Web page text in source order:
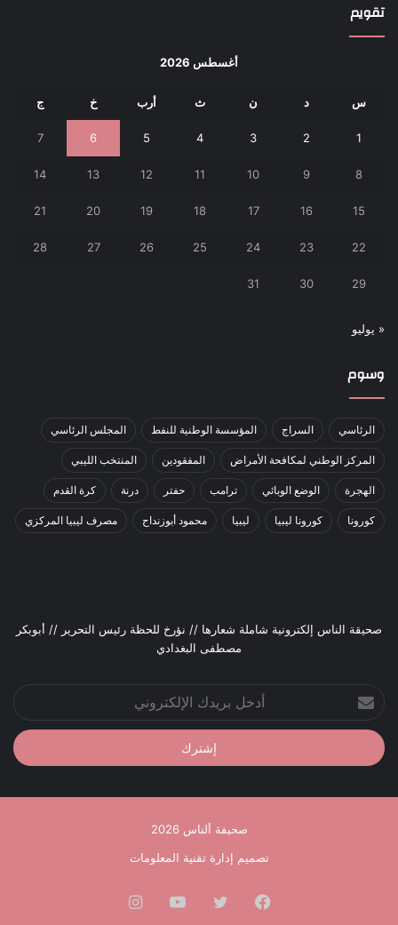
تقويم
أغسطس 2026
س د ن ث أرب خ ج
1
2
3
4
5
6
7
8
9
10
11
12
13
14
15
16
17
18
19
20
21
22
23
24
25
26
27
28
29
30
31
« يوليو
وسوم
الرئاسي السراج المؤسسة الوطنية للنفط المجلس الرئاسي
المركز الوطني لمكافحة الأمراض المفقودين المنتخب الليبي
الهجرة الوضع الوبائي ترامب حفتر درنة كرة القدم
كورونا كورونا ليبيا ليبيا محمود أبوزنداح مصرف ليبيا المركزي
صحيقة الناس إلكترونية شاملة شعارها // نؤرخ للحظة رئيس التحرير // أبوبكر
مصطفى البغدادي
بريدك
الإلكتروني
صحيفة ألناس 2026
تصميم إدارة تقنية المعلومات
فيسبوك تويتر يوتيوب